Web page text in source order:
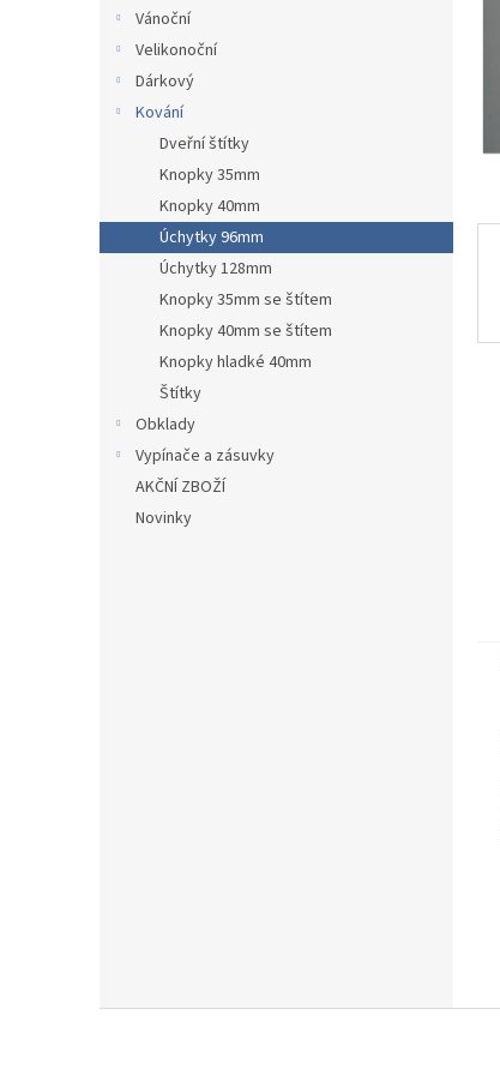
Vánoční
Velikonoční
Dárkový
Kování
Dveřní štítky
Knopky 35mm
Knopky 40mm
Úchytky 96mm
Úchytky 128mm
Knopky 35mm se štítem
Knopky 40mm se štítem
Knopky hladké 40mm
Štítky
Obklady
Vypínače a zásuvky
AKČNÍ ZBOŽÍ
Novinky